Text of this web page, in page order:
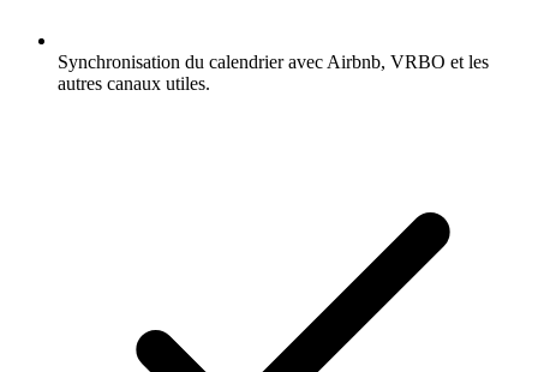
Synchronisation du calendrier avec Airbnb, VRBO et les
autres canaux utiles.